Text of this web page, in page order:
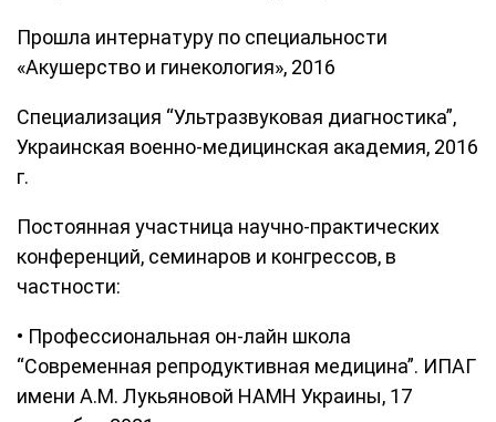
Прошла интернатуру по специальности
«Акушерство и гинекология», 2016
Специализация “Ультразвуковая диагностика”,
Украинская военно-медицинская академия, 2016
г.
Постоянная участница научно-практических
конференций, семинаров и конгрессов, в
частности:
• Профессиональная он-лайн школа
“Современная репродуктивная медицина”. ИПАГ
имени А.М. Лукьяновой НАМН Украины, 17